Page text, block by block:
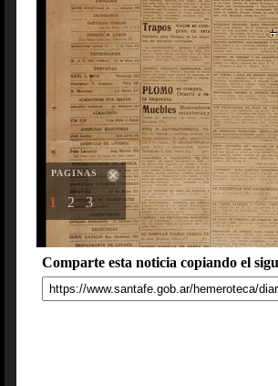
PAGINAS
1 2 3
Comparte esta noticia copiando el